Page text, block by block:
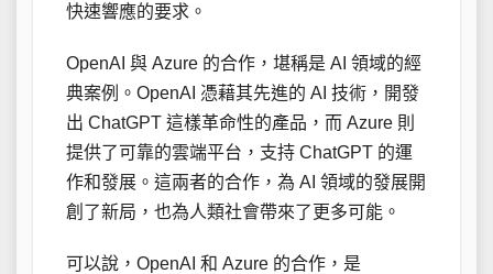
快速響應的要求。
OpenAI 與 Azure 的合作，堪稱是 AI 領域的經
典案例。OpenAI 憑藉其先進的 AI 技術，開發
出 ChatGPT 這樣革命性的產品，而 Azure 則
提供了可靠的雲端平台，支持 ChatGPT 的運
作和發展。這兩者的合作，為 AI 領域的發展開
創了新局，也為人類社會帶來了更多可能。
可以說，OpenAI 和 Azure 的合作，是